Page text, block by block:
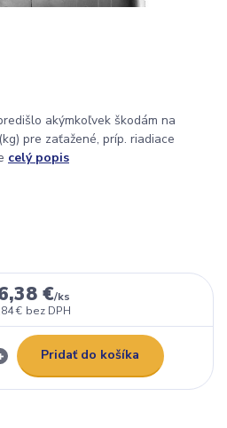
akýmkoľvek škodám na
pre zaťažené, príp. riadiace
celý popis
€/ks
€ bez DPH
Pridať do košíka